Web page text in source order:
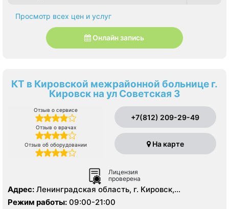
Просмотр всех цен и услуг
Онлайн запись
КТ в Кировской межрайонной больнице г.
Кировск на ул Советская 3
Отзыв о сервисе
Отзыв о врачах
Отзыв об оборудовании
+7(812) 209-29-49
На карте
Лицензия
проверена
Адрес: Ленинградская область, г. Кировск,
ул.Советская, д.3
Режим работы: 09:00-21:00